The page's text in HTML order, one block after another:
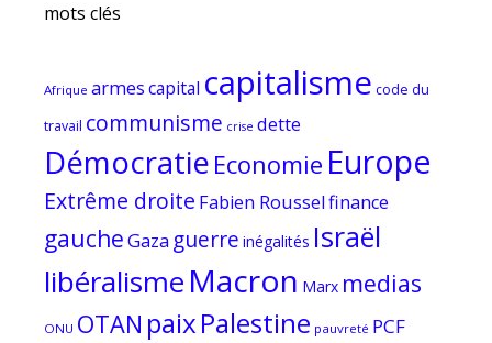
mots clés
Afrique armescapital capitalisme code du
travail communisme crise dette
Démocratie Economie Europe
Extrême droite Fabien Rousselfinance
gaucheGaza guerre inégalités Israël
libéralismeMacron Marx medias
ONU OTAN paixPalestine pauvreté PCF